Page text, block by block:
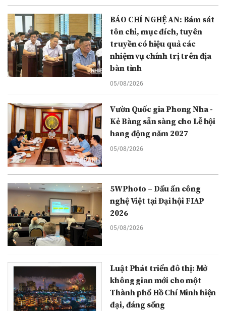
BÁO CHÍ NGHỆ AN: Bám sát
tôn chỉ, mục đích, tuyên
truyền có hiệu quả các
nhiệm vụ chính trị trên địa
bàn tỉnh
05/08/2026
Vườn Quốc gia Phong Nha -
Kẻ Bàng sẵn sàng cho Lễ hội
hang động năm 2027
05/08/2026
5WPhoto – Dấu ấn công
nghệ Việt tại Đại hội FIAP
2026
05/08/2026
Luật Phát triển đô thị: Mở
không gian mới cho một
Thành phố Hồ Chí Minh hiện
đại, đáng sống